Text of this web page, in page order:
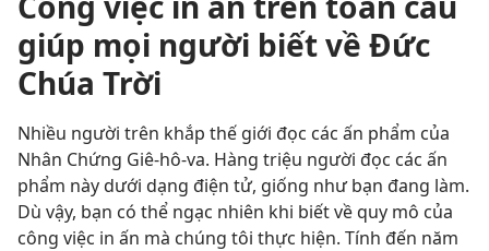
giúp mọi người biết về Đức
Chúa Trời
Nhiều người trên khắp thế giới đọc các ấn phẩm của
Nhân Chứng Giê-hô-va. Hàng triệu người đọc các ấn
phẩm này dưới dạng điện tử, giống như bạn đang làm.
Dù vậy, bạn có thể ngạc nhiên khi biết về quy mô của
công việc in ấn mà chúng tôi thực hiện. Tính đến năm